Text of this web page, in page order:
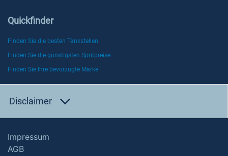
Quickfinder
Finden Sie die besten Tankstellen
Finden Sie die günstigsten Spritpreise
Finden Sie Ihre bevorzugte Marke
Disclaimer
Impressum
AGB